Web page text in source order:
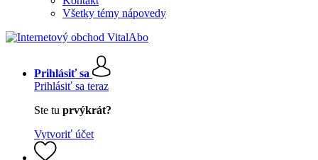
Všetky témy nápovedy
Prihlásiť sa
Prihlásiť sa teraz
Ste tu prvýkrát?
Vytvoriť účet